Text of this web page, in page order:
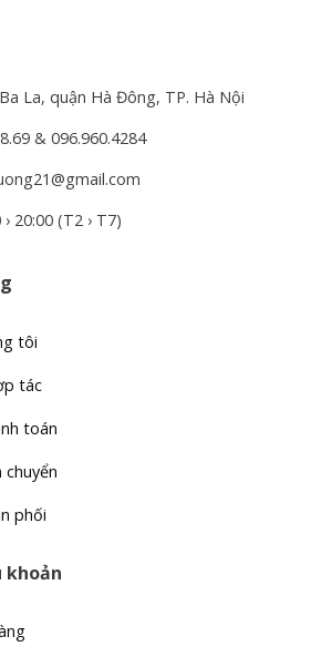
La, quận Hà Đông, TP. Hà Nội
& 096.960.4284
20:00 (T2 › T7)
tôi
tác
toán
phối
khoản